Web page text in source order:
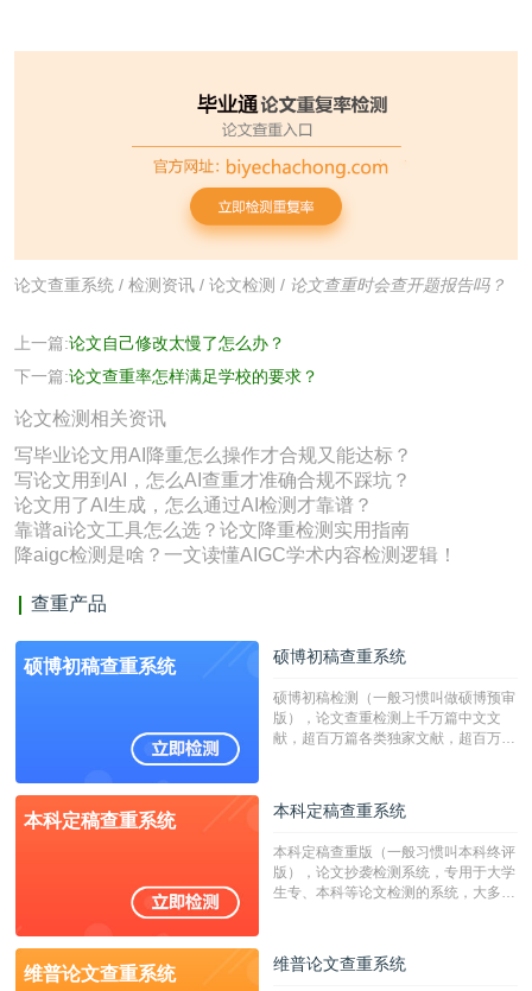
论文查重系统 / 检测资讯 / 论文检测 / 论文查重时会查开题报告吗？
上一篇:论文自己修改太慢了怎么办？
下一篇:论文查重率怎样满足学校的要求？
论文检测相关资讯
写毕业论文用AI降重怎么操作才合规又能达标？
写论文用到AI，怎么AI查重才准确合规不踩坑？
论文用了AI生成，怎么通过AI检测才靠谱？
靠谱ai论文工具怎么选？论文降重检测实用指南
降aigc检测是啥？一文读懂AIGC学术内容检测逻辑！
查重产品
硕博初稿查重系统 硕博初稿查重系统
硕博初稿检测（一般习惯叫做硕博预审
版），论文查重检测上千万篇中文文
献，超百万篇各类独家文献，超百万港
校用来检测硕博论文的系统，检测范围
广，数据来源真实，检测算法合理!本
字符数30万）
本科定稿查重系统 本科定稿查重系统
本科定稿查重版（一般习惯叫本科终评
版），论文抄袭检测系统，专用于大学
生专、本科等论文检测的系统，大多数
维普论文查重系统 维普论文查重系统